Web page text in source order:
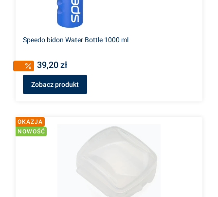
Speedo bidon Water Bottle 1000 ml
39,20 zł
Zobacz produkt
OKAZJA
NOWOŚĆ